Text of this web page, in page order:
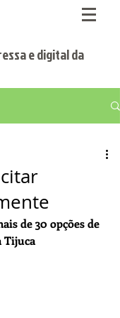
e digital da
de 30 opções de
Tijuca